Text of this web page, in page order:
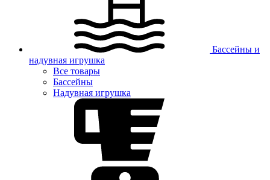
Бассейны и
надувная игрушка
Все товары
Бассейны
Надувная игрушка